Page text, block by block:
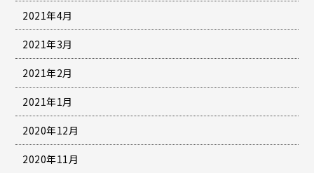
2021年4月
2021年3月
2021年2月
2021年1月
2020年12月
2020年11月